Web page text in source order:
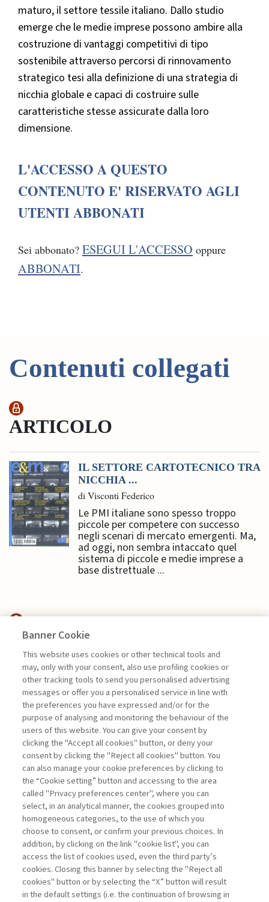
maturo, il settore tessile italiano. Dallo studio
emerge che le medie imprese possono ambire alla
costruzione di vantaggi competitivi di tipo
sostenibile attraverso percorsi di rinnovamento
strategico tesi alla definizione di una strategia di
nicchia globale e capaci di costruire sulle
caratteristiche stesse assicurate dalla loro
dimensione.
L'ACCESSO A QUESTO
CONTENUTO E' RISERVATO AGLI
UTENTI ABBONATI
Sei abbonato? ESEGUI L'ACCESSO oppure
ABBONATI.
Contenuti collegati
ARTICOLO
IL SETTORE CARTOTECNICO TRA
NICCHIA ...
di Visconti Federico
Le PMI italiane sono spesso troppo
piccole per competere con successo
negli scenari di mercato emergenti. Ma,
ad oggi, non sembra intaccato quel
sistema di piccole e medie imprese a
base distrettuale ...
EDITORIALI
IL BICCHIERE MEZZO PIENO
DELL’INNOVAZIONE ...
di Alberto Grando
La consultazione dei libri è riservata esclusivamente
agli abbonati Premium
Legenda: Accedi Per registrati Per abbonati
Contatti
Banner Cookie
This website uses cookies or other technical tools and
may, only with your consent, also use profiling cookies or
other tracking tools to send you personalised advertising
messages or offer you a personalised service in line with
the preferences you have expressed and/or for the
purpose of analysing and monitoring the behaviour of the
users of this website. You can give your consent by
clicking the "Accept all cookies" button, or deny your
consent by clicking the "Reject all cookies" button. You
can also manage your cookie preferences by clicking to
the “Cookie setting” button and accessing to the area
called "Privacy preferences center", where you can
select, in an analytical manner, the cookies grouped into
homogeneous categories, to the use of which you
choose to consent, or confirm your previous choices. In
addition, by clicking on the link "cookie list", you can
access the list of cookies used, even the third party’s
cookies. Closing this banner by selecting the "Reject all
cookies" button or by selecting the “X” button will result
in the default settings (i.e. the continuation of browsing in